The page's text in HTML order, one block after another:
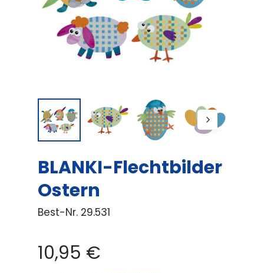
BLANKI-Flechtbilder
Ostern
Best-Nr. 29.531
10,95 €